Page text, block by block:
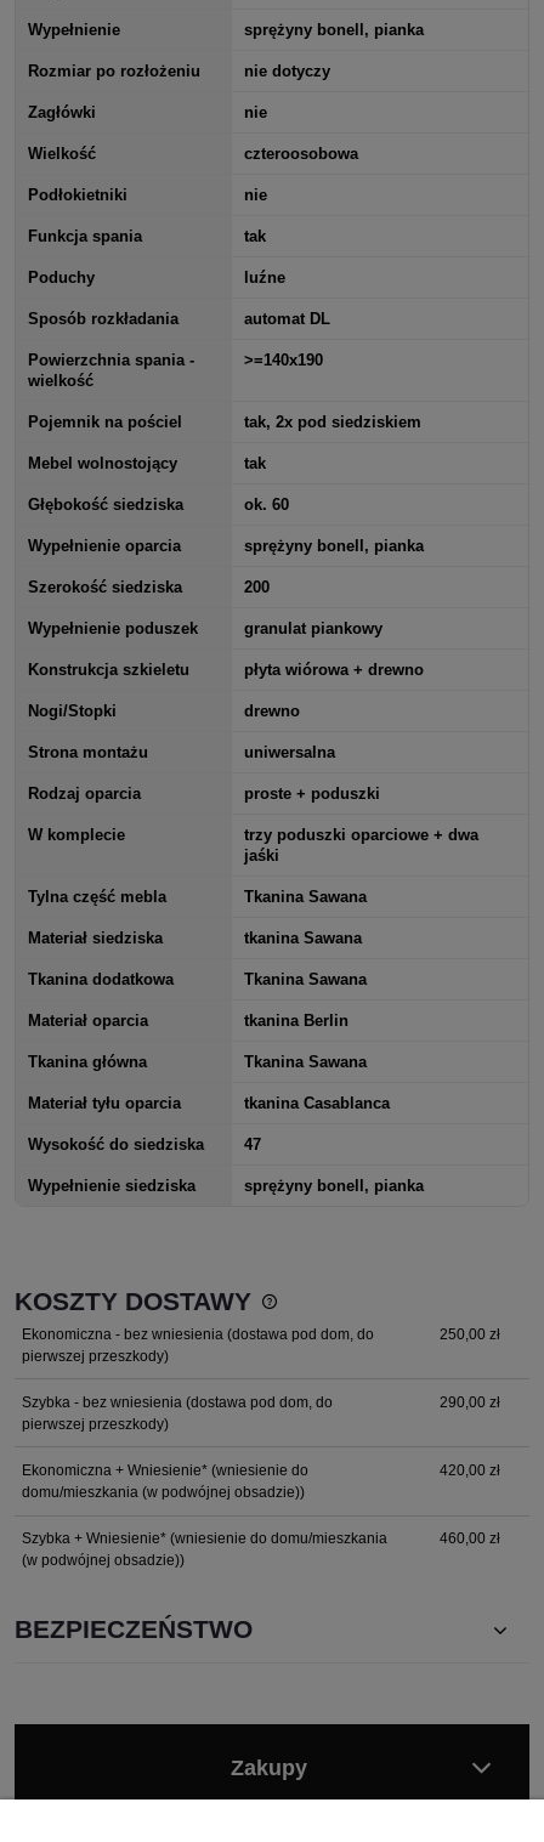
Wypełnienie sprężyny bonell, pianka
Rozmiar po rozłożeniu nie dotyczy
Zagłówki nie
Wielkość czteroosobowa
Podłokietniki nie
Funkcja spania tak
Poduchy luźne
Sposób rozkładania automat DL
Powierzchnia spania -
wielkość
>=140x190
Pojemnik na pościel tak, 2x pod siedziskiem
Mebel wolnostojący tak
Głębokość siedziska ok. 60
Wypełnienie oparcia sprężyny bonell, pianka
Szerokość siedziska 200
Wypełnienie poduszek granulat piankowy
Konstrukcja szkieletu płyta wiórowa + drewno
Nogi/Stopki drewno
Strona montażu uniwersalna
Rodzaj oparcia proste + poduszki
W komplecie
trzy poduszki oparciowe + dwa
jaśki
Tylna część mebla Tkanina Sawana
Materiał siedziska tkanina Sawana
Tkanina dodatkowa Tkanina Sawana
Materiał oparcia tkanina Berlin
Tkanina główna Tkanina Sawana
Materiał tyłu oparcia tkanina Casablanca
Wysokość do siedziska 47
Wypełnienie siedziska sprężyny bonell, pianka
KOSZTY DOSTAWY
Cena nie zawiera ewentualnych kosztów płatności
Ekonomiczna - bez wniesienia (dostawa pod dom, do
pierwszej przeszkody)
250,00 zł
Szybka - bez wniesienia (dostawa pod dom, do
pierwszej przeszkody)
290,00 zł
Ekonomiczna + Wniesienie* (wniesienie do
domu/mieszkania (w podwójnej obsadzie))
420,00 zł
Szybka + Wniesienie* (wniesienie do domu/mieszkania
(w podwójnej obsadzie))
460,00 zł
BEZPIECZEŃSTWO
Zakupy